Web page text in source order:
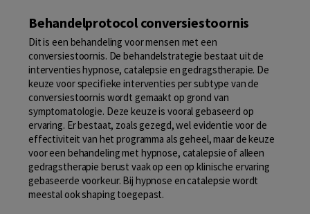
Behandelprotocol conversiestoornis
Dit is een behandeling voor mensen met een
conversiestoornis. De behandelstrategie bestaat uit de
interventies hypnose, catalepsie en gedragstherapie. De
keuze voor specifieke interventies per subtype van de
conversiestoornis wordt gemaakt op grond van
symptomatologie. Deze keuze is vooral gebaseerd op
ervaring. Er bestaat, zoals gezegd, wel evidentie voor de
effectiviteit van het programma als geheel, maar de keuze
voor een behandeling met hypnose, catalepsie of alleen
gedragstherapie berust vaak op een op klinische ervaring
gebaseerde voorkeur. Bij hypnose en catalepsie wordt
meestal ook shaping toegepast.